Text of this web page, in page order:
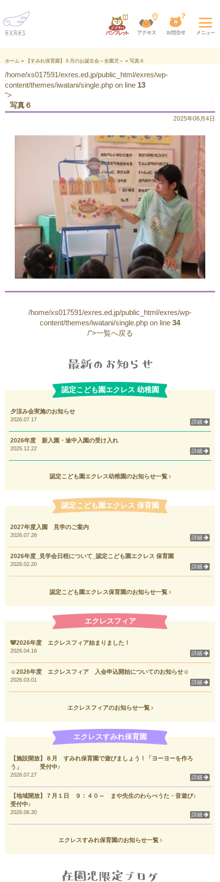
ホーム » 【すみれ保育園】５月のお誕生会～全園児～ » 写真６
/home/xs017591/exres.ed.jp/public_html/exres/wp-
content/themes/iwatani/single.php on line 13
">
写真６
2025年06月4日
/home/xs017591/exres.ed.jp/public_html/exres/wp-
content/themes/iwatani/single.php on line 34
/">一覧へ戻る
認定こども園エクレス 幼稚園
夕涼み会実施のお知らせ
2026.07.17 詳細
2026年度 新入園・途中入園の受け入れ
2025.12.22 詳細
認定こども園エクレス幼稚園のお知らせ一覧
認定こども園エクレス 保育園
2027年度入園 見学のご案内
2026.07.28 詳細
2026年度_見学会日程について_認定こども園エクレス 保育園
2026.02.20 詳細
認定こども園エクレス保育園のお知らせ一覧
エクレスフィア
🐼2026年度 エクレスフィア始まりました！
2026.04.16 詳細
☺2026年度 エクレスフィア 入会申込開始についてのお知らせ☺
2026.03.01 詳細
エクレスフィアのお知らせ一覧
エクレスすみれ保育園
【施設開放】８月 すみれ保育園で遊びましょう！「ヨーヨーを作ろ
う」 受付中♪
2026.07.27 詳細
【地域開放】７月１日 ９：４０～ まや先生のわらべうた・音遊び♪
受付中♪
2026.06.30 詳細
エクレスすみれ保育園のお知らせ一覧